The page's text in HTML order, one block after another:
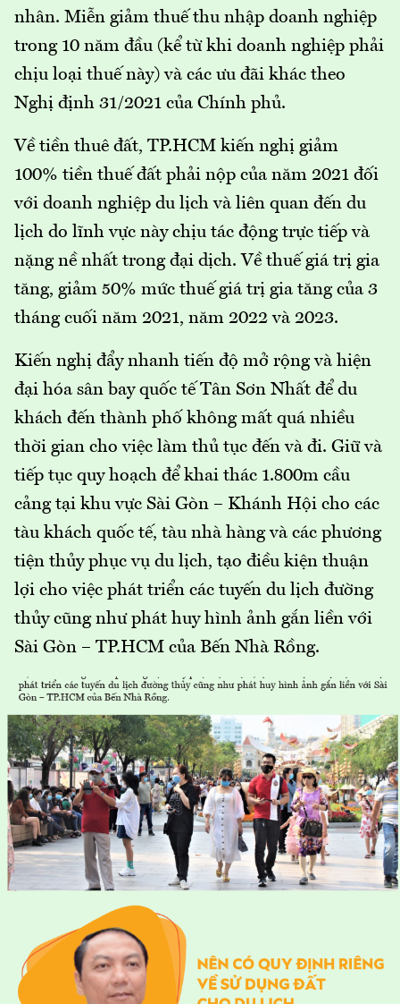
nhân. Miễn giảm thuế thu nhập doanh nghiệp
trong 10 năm đầu (kể từ khi doanh nghiệp phải
chịu loại thuế này) và các ưu đãi khác theo
Nghị định 31/2021 của Chính phủ.
Về tiền thuê đất, TP.HCM kiến nghị giảm
100% tiền thuế đất phải nộp của năm 2021 đối
với doanh nghiệp du lịch và liên quan đến du
lịch do lĩnh vực này chịu tác động trực tiếp và
nặng nề nhất trong đại dịch. Về thuế giá trị gia
tăng, giảm 50% mức thuế giá trị gia tăng của 3
tháng cuối năm 2021, năm 2022 và 2023.
Kiến nghị đẩy nhanh tiến độ mở rộng và hiện
đại hóa sân bay quốc tế Tân Sơn Nhất để du
khách đến thành phố không mất quá nhiều
thời gian cho việc làm thủ tục đến và đi. Giữ và
tiếp tục quy hoạch để khai thác 1.800m cầu
cảng tại khu vực Sài Gòn – Khánh Hội cho các
tàu khách quốc tế, tàu nhà hàng và các phương
tiện thủy phục vụ du lịch, tạo điều kiện thuận
lợi cho việc phát triển các tuyến du lịch đường
thủy cũng như phát huy hình ảnh gắn liền với
Sài Gòn – TP.HCM của Bến Nhà Rồng.